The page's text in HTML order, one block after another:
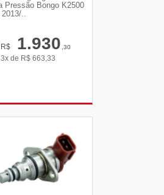
Pressão Bongo K2500
..
R$ 1.930,30
3x de R$ 663,33